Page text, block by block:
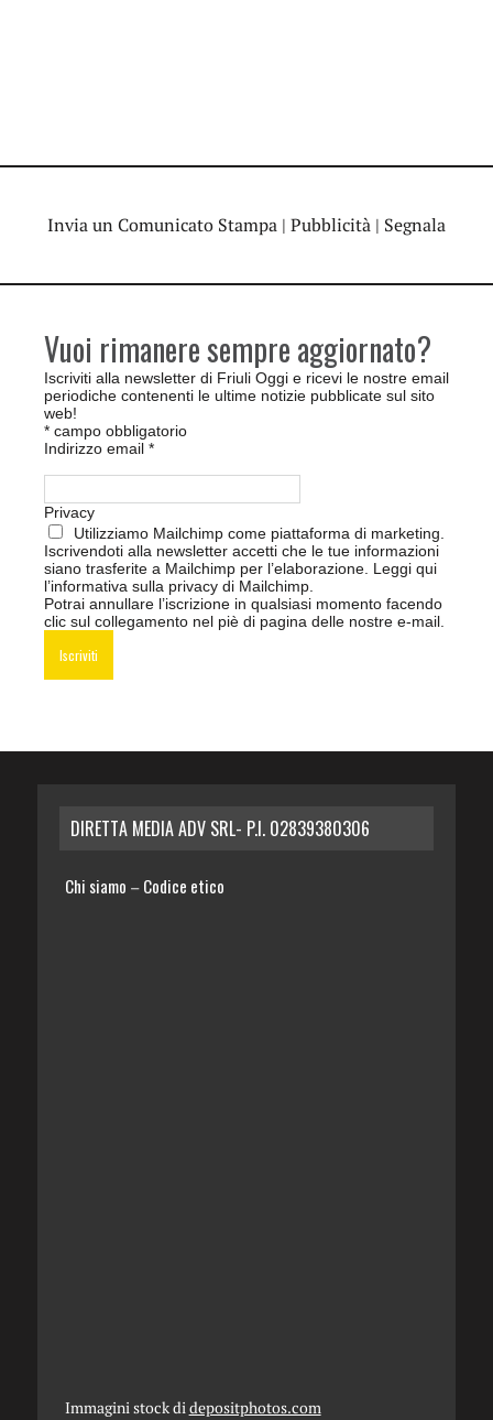
Invia un Comunicato Stampa | Pubblicità | Segnala
Vuoi rimanere sempre aggiornato?
Iscriviti alla newsletter di Friuli Oggi e ricevi le nostre email
periodiche contenenti le ultime notizie pubblicate sul sito
web!
* campo obbligatorio
Indirizzo email *
Privacy
Utilizziamo Mailchimp come piattaforma di marketing.
Iscrivendoti alla newsletter accetti che le tue informazioni
siano trasferite a Mailchimp per l’elaborazione. Leggi qui
l’informativa sulla privacy di Mailchimp.
Potrai annullare l’iscrizione in qualsiasi momento facendo
clic sul collegamento nel piè di pagina delle nostre e-mail.
DIRETTA MEDIA ADV SRL- P.I. 02839380306
Chi siamo – Codice etico
Immagini stock didepositphotos.com